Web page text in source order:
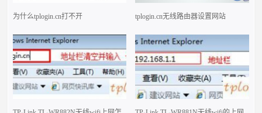
为什么tplogin.cn打不开 tplogin.cn无线路由器设置网站